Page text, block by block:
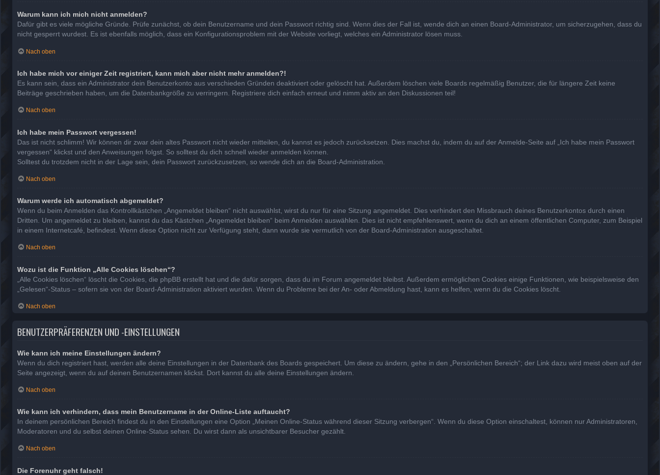
Warum kann ich mich nicht anmelden?
Dafür gibt es viele mögliche Gründe. Prüfe zunächst, ob dein Benutzername und dein Passwort richtig sind. Wenn dies der Fall ist, wende dich an einen Board-Administrator, um sicherzugehen, dass du
nicht gesperrt wurdest. Es ist ebenfalls möglich, dass ein Konfigurationsproblem mit der Website vorliegt, welches ein Administrator lösen muss.
Nach oben
Ich habe mich vor einiger Zeit registriert, kann mich aber nicht mehr anmelden?!
Es kann sein, dass ein Administrator dein Benutzerkonto aus verschieden Gründen deaktiviert oder gelöscht hat. Außerdem löschen viele Boards regelmäßig Benutzer, die für längere Zeit keine
Beiträge geschrieben haben, um die Datenbankgröße zu verringern. Registriere dich einfach erneut und nimm aktiv an den Diskussionen teil!
Nach oben
Ich habe mein Passwort vergessen!
Das ist nicht schlimm! Wir können dir zwar dein altes Passwort nicht wieder mitteilen, du kannst es jedoch zurücksetzen. Dies machst du, indem du auf der Anmelde-Seite auf „Ich habe mein Passwort
vergessen“ klickst und den Anweisungen folgst. So solltest du dich schnell wieder anmelden können.
Solltest du trotzdem nicht in der Lage sein, dein Passwort zurückzusetzen, so wende dich an die Board-Administration.
Nach oben
Warum werde ich automatisch abgemeldet?
Wenn du beim Anmelden das Kontrollkästchen „Angemeldet bleiben“ nicht auswählst, wirst du nur für eine Sitzung angemeldet. Dies verhindert den Missbrauch deines Benutzerkontos durch einen
Dritten. Um angemeldet zu bleiben, kannst du das Kästchen „Angemeldet bleiben“ beim Anmelden auswählen. Dies ist nicht empfehlenswert, wenn du dich an einem öffentlichen Computer, zum Beispiel
in einem Internetcafé, befindest. Wenn diese Option nicht zur Verfügung steht, dann wurde sie vermutlich von der Board-Administration ausgeschaltet.
Nach oben
Wozu ist die Funktion „Alle Cookies löschen“?
„Alle Cookies löschen“ löscht die Cookies, die phpBB erstellt hat und die dafür sorgen, dass du im Forum angemeldet bleibst. Außerdem ermöglichen Cookies einige Funktionen, wie beispielsweise den
„Gelesen“-Status – sofern sie von der Board-Administration aktiviert wurden. Wenn du Probleme bei der An- oder Abmeldung hast, kann es helfen, wenn du die Cookies löscht.
Nach oben
BENUTZERPRÄFERENZEN UND -EINSTELLUNGEN
Wie kann ich meine Einstellungen ändern?
Wenn du dich registriert hast, werden alle deine Einstellungen in der Datenbank des Boards gespeichert. Um diese zu ändern, gehe in den „Persönlichen Bereich“; der Link dazu wird meist oben auf der
Seite angezeigt, wenn du auf deinen Benutzernamen klickst. Dort kannst du alle deine Einstellungen ändern.
Nach oben
Wie kann ich verhindern, dass mein Benutzername in der Online-Liste auftaucht?
In deinem persönlichen Bereich findest du in den Einstellungen eine Option „Meinen Online-Status während dieser Sitzung verbergen“. Wenn du diese Option einschaltest, können nur Administratoren,
Moderatoren und du selbst deinen Online-Status sehen. Du wirst dann als unsichtbarer Besucher gezählt.
Nach oben
Die Forenuhr geht falsch!